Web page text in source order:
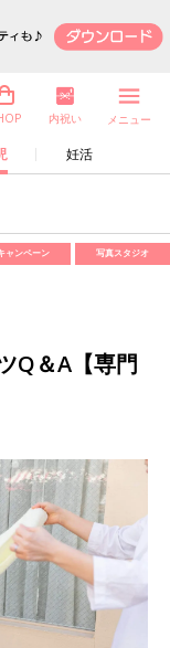
妊活
内祝い メニュー
ャンペーン 写真スタジオ
Q＆A【専門